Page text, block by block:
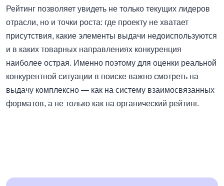
Рейтинг позволяет увидеть не только текущих лидеров
отрасли, но и точки роста: где проекту не хватает
присутствия, какие элементы выдачи недоиспользуются
и в каких товарных направлениях конкуренция
наиболее острая. Именно поэтому для оценки реальной
конкурентной ситуации в поиске важно смотреть на
выдачу комплексно — как на систему взаимосвязанных
форматов, а не только как на органический рейтинг.